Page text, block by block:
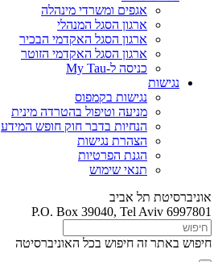
אגפים ומשרדי מינהלה
ארגון הסגל המנהלי
ארגון הסגל האקדמי הבכיר
ארגון הסגל האקדמי הזוטר
כניסה ל-My Tau
נגישות
נגישות בקמפוס
מניעה וטיפול בהטרדה מינית
הנחיות בדבר חוק חופש המידע
הצהרת נגישות
הגנת הפרטיות
תנאי שימוש
אוניברסיטת תל אביב
P.O. Box 39040, Tel Aviv 6997801
חיפוש באתר זה חיפוש בכל האוניברסיטה